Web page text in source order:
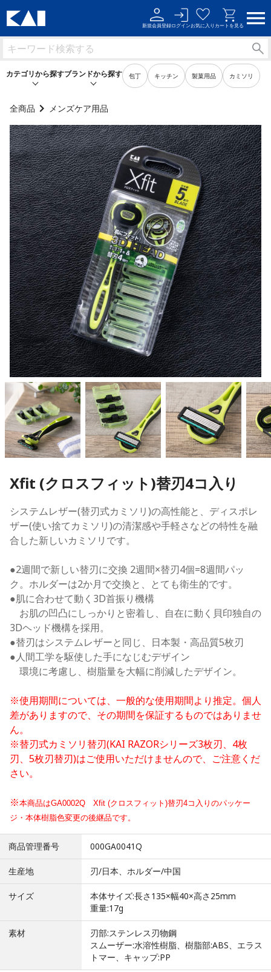
新規会員登録ログインお気に入り カートを見る
カテゴリから探す
キッチン用品
製菓用品
ビューティーケア用品
メンズケア用品
身だしなみ用品
裁縫・ソーイング用品
ブランドから探す
キッチン用品
製菓用品
ビューティーケア用品
メンズケア用品
身だしなみ用品
裁縫・ソーイング用品
包丁 キッチン 製菓用品 カミソリ
全商品 メンズケア用品
Xfit (クロスフィット)替刃4コ入り
システムレザー(替刃式カミソリ)の高性能と、ディスポレ
ザー(使い捨てカミソリ)の清潔感や手軽さなどの特性を融
合した新しいカミソリです。
●2週間で新しい替刃に交換 2週間×替刃4個=8週間パッ
ク。ホルダーは2か月で交換と、とても衛生的です。
●肌に合わせて動く3D首振り機構
お肌の凹凸にしっかりと密着し、自在に動く貝印独自の
3Dヘッド機構を採用。
●替刃はシステムレザーと同じ、日本製・高品質5枚刃
●人間工学を駆使した手になじむデザイン
環境に考慮し、樹脂量を大幅に削減したデザイン。
※使用期間については、一般的な使用期間より推定。個人
差がありますので、その期間を保証するものではありませ
ん。
※替刃式カミソリ替刃(KAI RAZORシリーズ3枚刃、4枚
刃、5枚刃替刃)はご使用いただけませんので、ご注意くだ
さい。
※本商品はGA0002Q Xfit (クロスフィット)替刃4コ入りのパッケー
ジ・本体樹脂色変更の後継品です 。
商品管理番号 000GA0041Q
生産地 刃/日本、ホルダー/中国
サイズ
本体サイズ:長さ135×幅40×高さ25mm
重量:17g
素材
刃部:ステンレス刃物鋼
スムーザー:水溶性樹脂、樹脂部:ABS、エラス
トマー、キャップ:PP